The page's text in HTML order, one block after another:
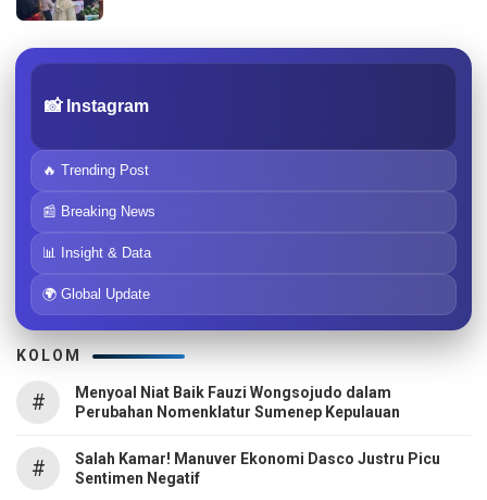
📸 Instagram
🔥 Trending Post
📰 Breaking News
📊 Insight & Data
🌍 Global Update
KOLOM
#
Menyoal Niat Baik Fauzi Wongsojudo dalam
Perubahan Nomenklatur Sumenep Kepulauan
#
Salah Kamar! Manuver Ekonomi Dasco Justru Picu
Sentimen Negatif